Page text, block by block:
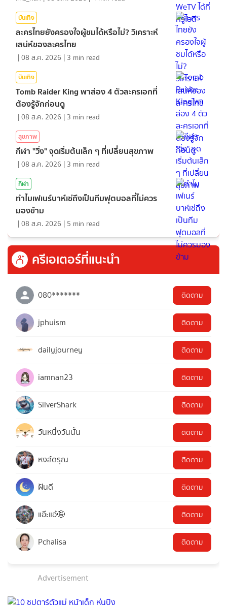
บันเทิง
ละครไทยยังครองใจผู้ชมได้หรือไม่? วิเคราะห์
เสน่ห์ของละครไทย
|08 ส.ค. 2026 | 3 min read
บันเทิง
Tomb Raider King พาส่อง 4 ตัวละครเอกที่
ต้องรู้จักก่อนดู
|08 ส.ค. 2026 | 3 min read
สุขภาพ
กีฬา "วิ่ง" จุดเริ่มต้นเล็ก ๆ ที่เปลี่ยนสุขภาพ
|08 ส.ค. 2026 | 3 min read
กีฬา
ทำไมเฟเนร์บาห์เช่ถึงเป็นทีมฟุตบอลที่ไม่ควร
มองข้าม
|08 ส.ค. 2026 | 5 min read
ครีเอเตอร์ที่แนะนำ
080******* ติดตาม
jphuism ติดตาม
dailyjourney ติดตาม
iamnan23 ติดตาม
SilverShark ติดตาม
วันหนึ่งวันนั้น ติดตาม
หงส์ดรุณ ติดตาม
ฝันดี ติดตาม
แอ๊ะแอ๋🤪 ติดตาม
Pchalisa ติดตาม
Advertisement